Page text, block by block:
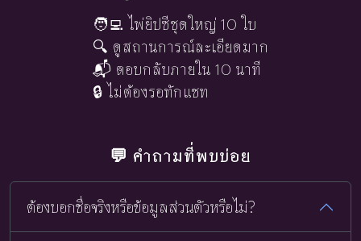
🧑‍💻 ไพ่ยิปซีชุดใหญ่ 10 ใบ
🔍 ดูสถานการณ์ละเอียดมาก
📬 ตอบกลับภายใน 10 นาที
🔒 ไม่ต้องรอทักแชท
💬 คำถามที่พบบ่อย
ต้องบอกชื่อจริงหรือข้อมูลส่วนตัวหรือไม่?